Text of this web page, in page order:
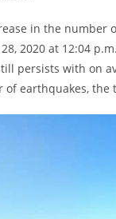
in the number
2020 at 12:04
persists with on
of earthquakes, the